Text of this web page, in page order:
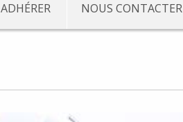
ADHÉRER NOUS CONTACTER